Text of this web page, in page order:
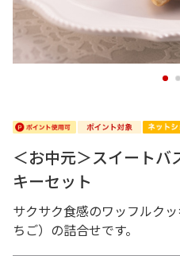
1 2
＜お中元＞スイートバ
キーセット
サクサク食感のワッフルク
ちご）の詰合せです。